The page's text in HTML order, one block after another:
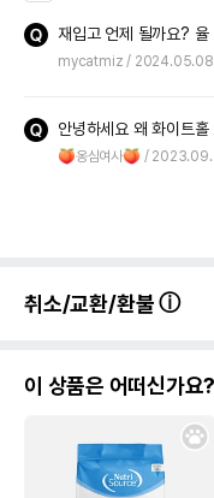
mycatmiz 2024.05.08
안녕하세요 왜 화이트
🍑옹심여사🍑
취소/교환/환불
이 상품은 어떠신가요?